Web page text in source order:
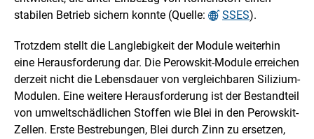
o
r
d
e
stabilen Betrieb sichern konnte (Quelle:
SSES).
Trotzdem stellt die Langlebigkeit der Module weiterhin
eine Herausforderung dar. Die Perowskit-Module erreichen
derzeit nicht die Lebensdauer von vergleichbaren Silizium-
Modulen. Eine weitere Herausforderung ist der Bestandteil
von umweltschädlichen Stoffen wie Blei in den Perowskit-
Zellen. Erste Bestrebungen, Blei durch Zinn zu ersetzen,